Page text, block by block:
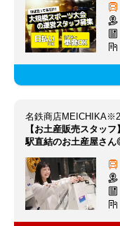
名鉄商店
【お土産販売スタッ
駅直結のお土産屋さん